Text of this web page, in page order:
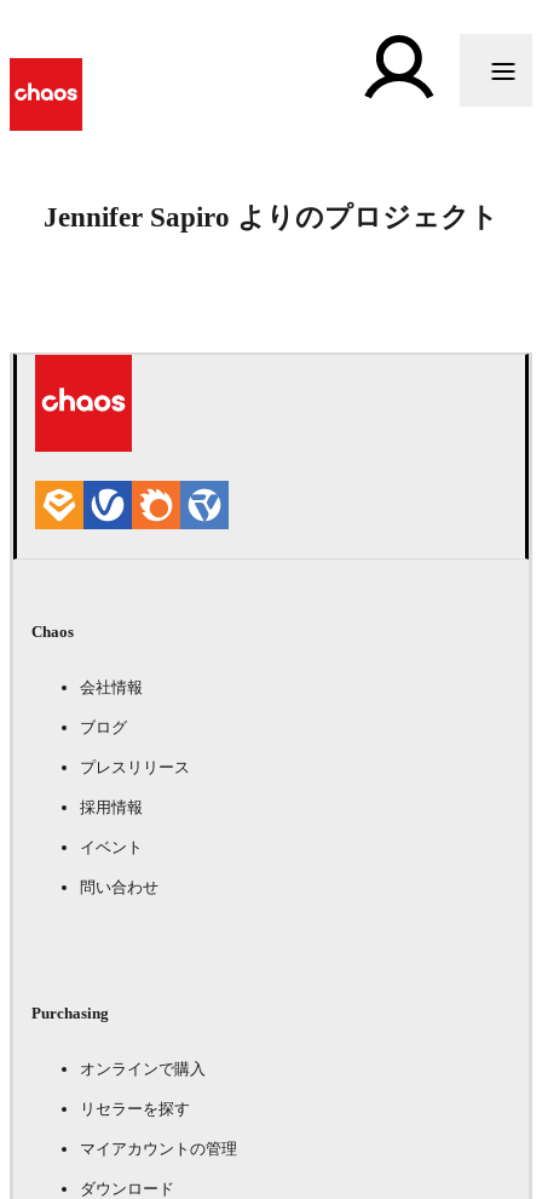
Jennifer Sapiro よりのプロジェクト
Chaos
会社情報
ブログ
プレスリリース
採用情報
イベント
問い合わせ
Purchasing
オンラインで購入
リセラーを探す
マイアカウントの管理
ダウンロード